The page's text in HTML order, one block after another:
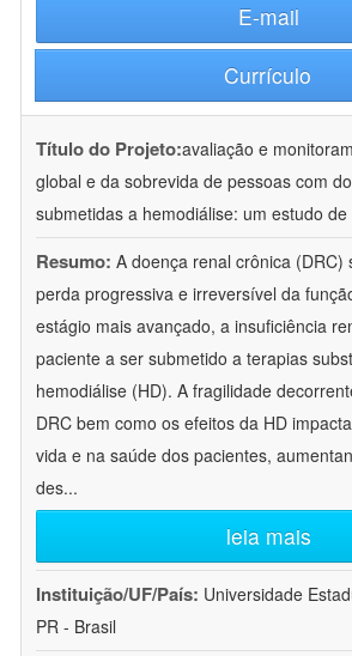
E-mail
Currículo
Título do Projeto:avaliação e
global e da sobrevida de pessoas com
submetidas a hemodiálise: um estudo
Resumo: A doença renal crônica (DRC)
perda progressiva e irreversível da
estágio mais avançado, a insuficiência
paciente a ser submetido a terapias
hemodiálise (HD). A fragilidade
DRC bem como os efeitos da HD
vida e na saúde dos pacientes,
des...
leia mais
Instituição/UF/País: Universidade
PR - Brasil